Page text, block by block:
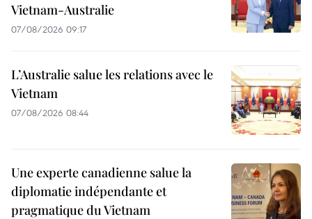
Vietnam-Australie
07/08/2026 09:17
L’Australie salue les relations avec le
Vietnam
07/08/2026 08:44
Une experte canadienne salue la
diplomatie indépendante et
pragmatique du Vietnam